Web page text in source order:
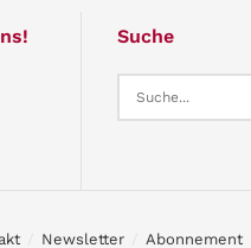
Suche
Newsletter Abonnement